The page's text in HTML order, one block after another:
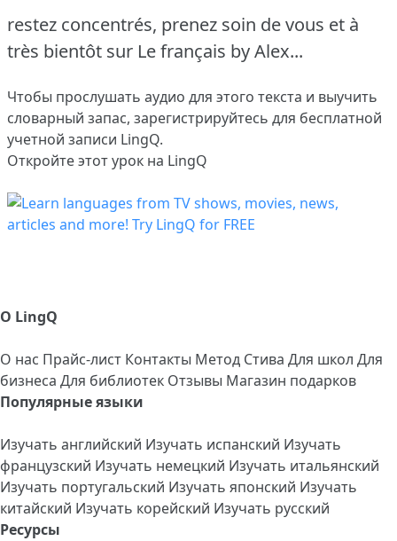
restez concentrés, prenez soin de vous et à
très bientôt sur Le français by Alex...
Чтобы прослушать аудио для этого текста и выучить
словарный запас, зарегистрируйтесь для бесплатной
учетной записи LingQ.
Откройте этот урок на LingQ
О LingQ
О нас Прайс-лист Контакты Метод Стива Для школ Для
бизнеса Для библиотек Отзывы Магазин подарков
Популярные языки
Изучать английский Изучать испанский Изучать
французский Изучать немецкий Изучать итальянский
Изучать португальский Изучать японский Изучать
китайский Изучать корейский Изучать русский
Ресурсы